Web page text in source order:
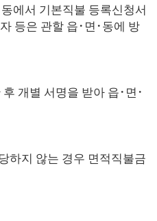
동에서 기본직불 등록신청서
등은 관할 읍 ･ 면 ･ 동에 방
개별 서명을 받아 읍 ･ 면 ･
하지 않는 경우 면적직불금